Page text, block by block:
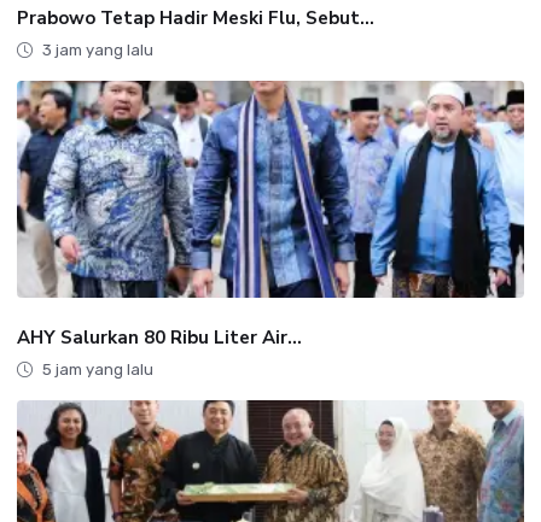
Prabowo Tetap Hadir Meski Flu, Sebut...
3 jam yang lalu
AHY Salurkan 80 Ribu Liter Air...
5 jam yang lalu